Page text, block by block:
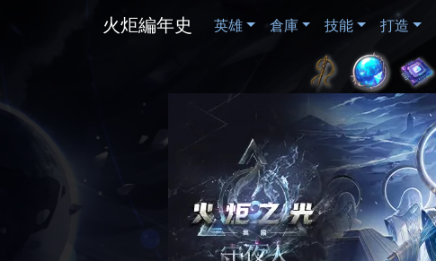
火炬編年史 英雄 倉庫 技能 打造